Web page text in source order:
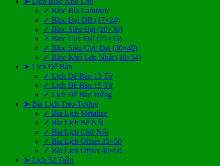
✓ Bloc Bìa Laminate
✓ Bloc Đại ĐB (17×24)
✓ Bloc Siêu Đại (20×30)
✓ Bloc Cực Đại (25×35)
✓ Bloc Siêu Cực Đại (30×40)
✓ Bloc Khổ Lớn Nhất (38×54)
➤ Lịch Để Bàn
✓ Lịch Để Bàn 13 Tờ
✓ Lịch Để Bàn 15 Tờ
✓ Lịch Để Bàn Đứng
➤ Bìa Lịch Treo Tường
✓ Bìa Lịch Metalize
✓ Bìa Lịch Bế Nổi
✓ Bìa Lịch Chữ Nổi
✓ Bìa Lịch Offset 35×50
✓ Bìa Lịch Offset 40×60
➤ Lịch 52 Tuần